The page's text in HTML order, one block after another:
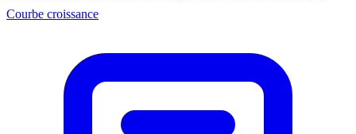
Courbe croissance